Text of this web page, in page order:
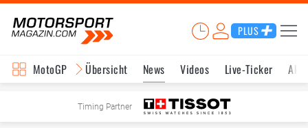
PLUS
MotoGP Übersicht News Videos Live-Ticker
Timing Partner